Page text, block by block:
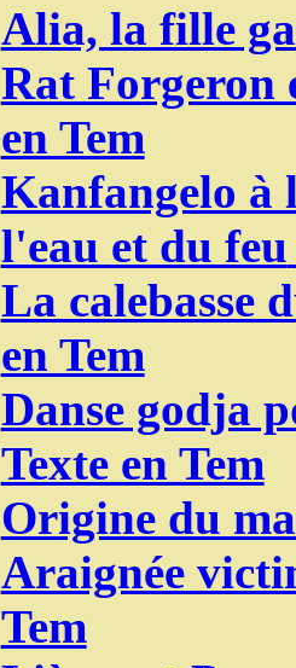
Alia, la fille
Rat Forgeron
en Tem
Kanfangelo à
l'eau et du feu
La calebasse
en Tem
Danse godja
Texte en Tem
Origine du
Araignée
Tem